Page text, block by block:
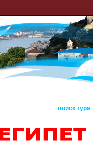
поиск тура